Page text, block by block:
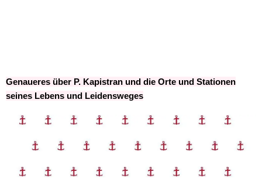
Genaueres über P. Kapistran und die Orte und Stationen
seines Lebens und Leidensweges